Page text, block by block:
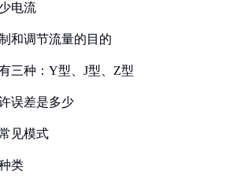
电流
和调节流量的目的
三种：Y型、J型、Z型
误差是多少
见模式
类